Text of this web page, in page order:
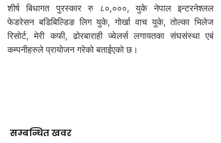
शीर्ष बिधागत पुरस्कार रु ८०,०००, युके नेपाल इन्टरनेश्लल
फेडरेसन बडिबिल्डिङ लिग युके, गोर्खा वाच युके, तोल्का भिलेज
रिसोर्ट, मेरी कफी, ढोरबाराही ज्वेलर्स लगायतका संघसंस्था एबं
कम्पनीहरुले प्रायोजन गरेको बताईएको छ।
सम्बन्धित खवर